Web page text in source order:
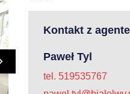
Kontakt z
Paweł Tyl
tel. 519535767